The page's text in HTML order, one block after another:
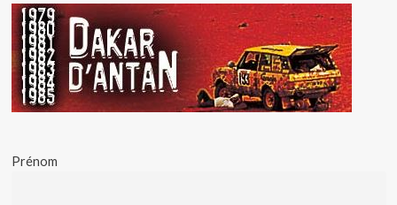
Prénom